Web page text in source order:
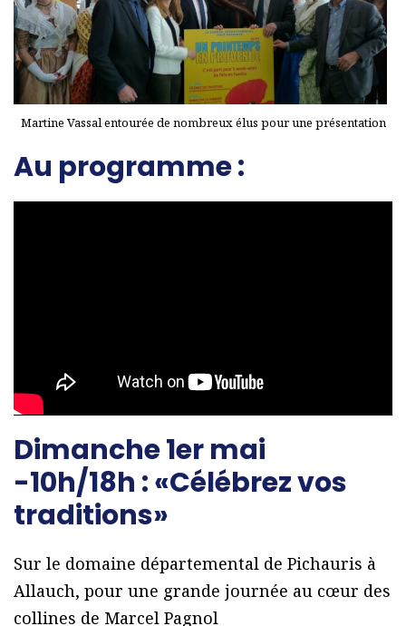
Martine Vassal entourée de nombreux élus pour une présentation
Au programme :
Dimanche 1er mai
-10h/18h : «Célébrez vos
traditions»
Sur le domaine départemental de Pichauris à
Allauch, pour une grande journée au cœur des
collines de Marcel Pagnol